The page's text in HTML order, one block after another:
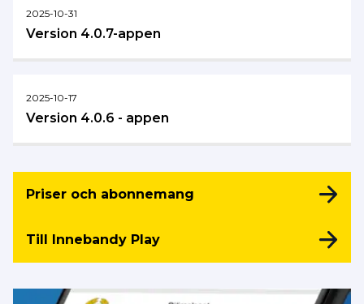
2025-10-31
Version 4.0.7-appen
2025-10-17
Version 4.0.6 - appen
Priser och abonnemang
Till Innebandy Play